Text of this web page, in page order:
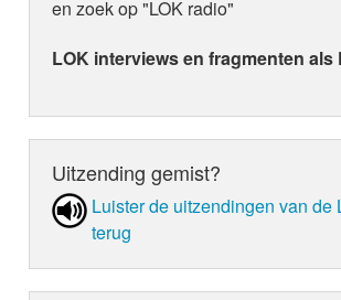
en zoek op "LOK radio"
LOK interviews en fragmenten als
Uitzending gemist?
Luister de uit­zen­din­gen van de
terug